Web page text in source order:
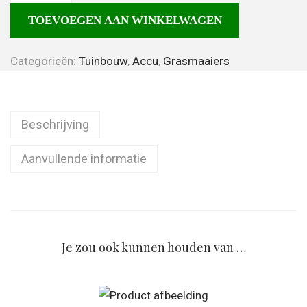
TOEVOEGEN AAN WINKELWAGEN
Categorieën: Tuinbouw, Accu, Grasmaaiers
Beschrijving
Aanvullende informatie
Je zou ook kunnen houden van …